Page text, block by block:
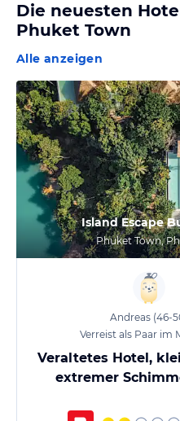
Die neuesten
Phuket Town
Alle anzeigen
Island Escape
Phuket Town,
Andreas (46-
Verreist als Paar im
Veraltetes Hotel,
extremer